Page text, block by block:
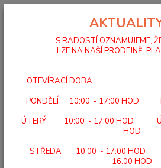
Úvod ANTIDEKUBITNÍ PROGRAM
CYLINDRICKÝ
S RADOSTÍ OZNAMUJEME,
LZE NA NAŠÍ PRODEJNĚ
OTEVÍRACÍ DOBA : Pro
PONDĚLÍ 10:00 - 17:00 HOD
ÚTERÝ 10:00 - 17:00 HOD
HOD
STŘEDA 10:00 - 17:00 HOD
16:00 HOD